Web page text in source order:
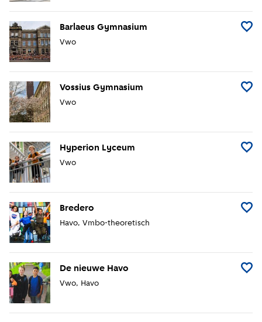
Barlaeus Gymnasium
Voeg
Vwo
Vossius Gymnasium
Voeg
Vwo
Hyperion Lyceum
Voeg
Vwo
Bredero
Voeg
Havo Vmbo-theoretisch
De nieuwe Havo
Voeg
Vwo Havo